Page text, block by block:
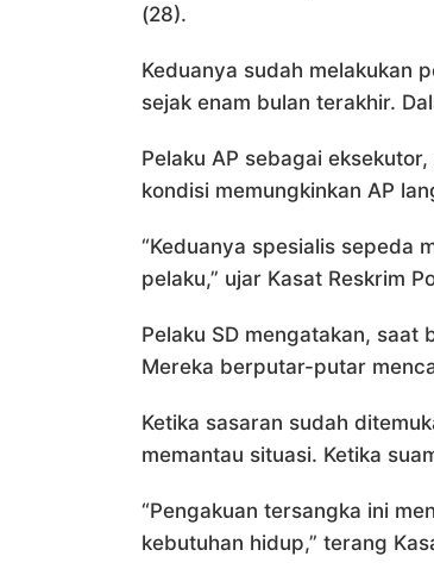
(28).
Keduanya sudah melakukan
sejak enam bulan terakhir.
Pelaku AP sebagai
kondisi memungkinkan AP
“Keduanya spesialis sepeda
pelaku,” ujar Kasat Reskrim
Pelaku SD mengatakan, saat
Mereka berputar-putar
Ketika sasaran sudah
memantau situasi. Ketika
“Pengakuan tersangka ini
kebutuhan hidup,” terang